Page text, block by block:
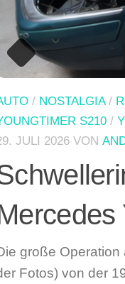
/ NOSTALGIA/
S210 /
JULI 2026 VON
große
Fotos) von der